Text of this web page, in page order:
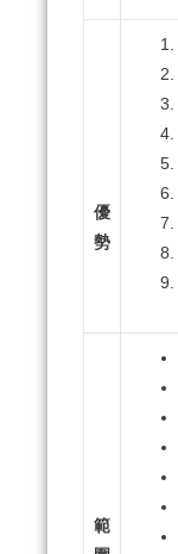
優
勢
範